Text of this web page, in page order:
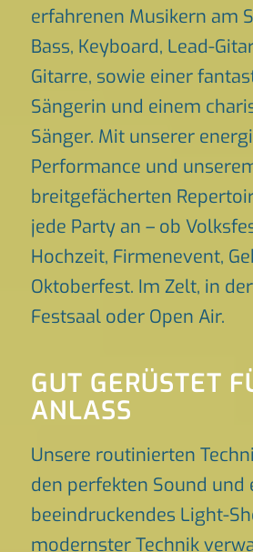
erfahrenen Musikern am
Bass, Keyboard, Lead-
Gitarre, sowie einer
Sängerin und einem
Sänger. Mit unserer
Performance und
breitgefächerten
jede Party an – ob
Hochzeit, Firmenevent,
Oktoberfest. Im Zelt, in
Festsaal oder Open Air.
GUT GERÜSTET
ANLASS
Unsere routinierten
den perfekten Sound und
beeindruckendes Light-
modernster Technik